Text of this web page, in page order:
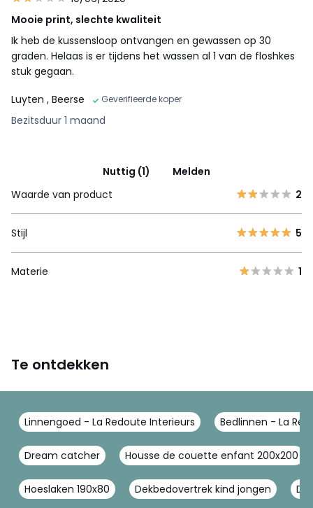
Mooie print, slechte kwaliteit
Ik heb de kussensloop ontvangen en gewassen op 30
graden. Helaas is er tijdens het wassen al 1 van de floshkes
stuk gegaan.
Luyten , Beerse Geverifieerde koper
Bezitsduur 1 maand
Nuttig (1)
Melden
Waarde van product
2
Stijl 5
Materie 1
Te ontdekken
Linnengoed - La Redoute Interieurs Bedlinnen - La
Dream catcher Housse de couette enfant 200x200
Hoeslaken 190x80 Dekbedovertrek kind jongen